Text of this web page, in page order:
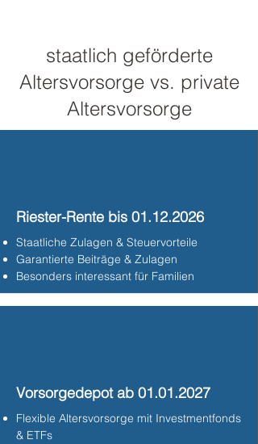
staatlich geförderte
Altersvorsorge vs. private
Altersvorsorge
Riester-Rente bis 01.12.2026
Staatliche Zulagen & Steuervorteile
Garantierte Beiträge & Zulagen
Besonders interessant für Familien
Vorsorgedepot ab 01.01.2027
Flexible Altersvorsorge mit Investmentfonds
& ETFs